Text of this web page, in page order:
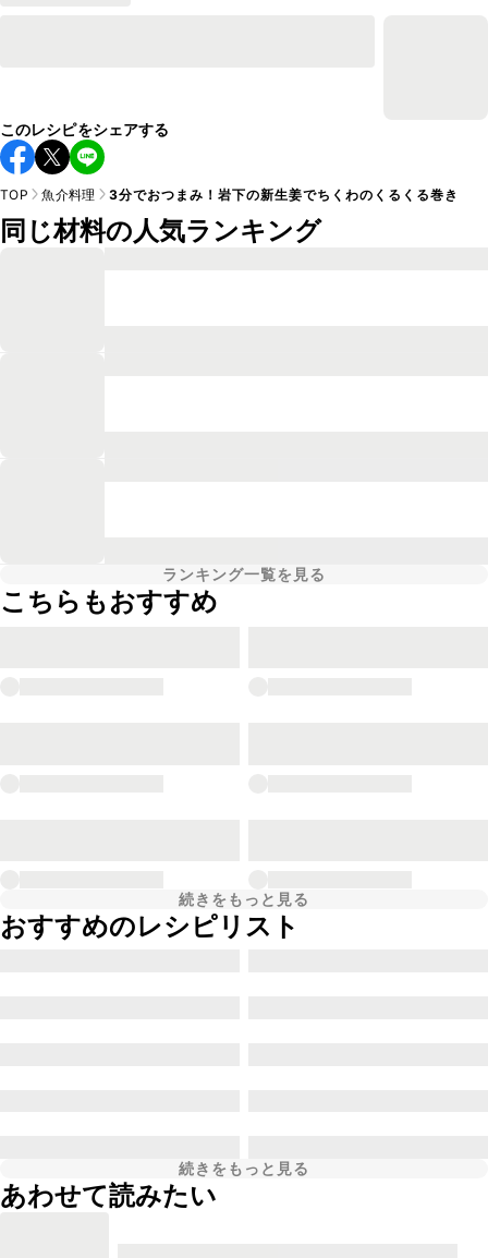
このレシピをシェアする
TOP 魚介料理 3分でおつまみ！岩下の新生姜でちくわのくるくる巻き
同じ材料の人気ランキング
ランキング一覧を見る
こちらもおすすめ
続きをもっと見る
おすすめのレシピリスト
続きをもっと見る
あわせて読みたい